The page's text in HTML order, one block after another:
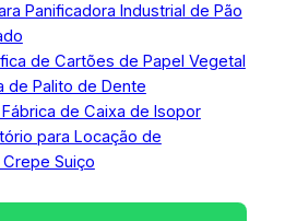
Panificadora Industrial de Pão
de Cartões de Papel Vegetal
de Palito de Dente
de Caixa de Isopor
para Locação de
Suiço